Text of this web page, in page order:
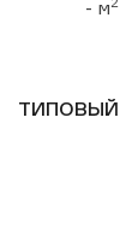
- м
ТИПОВЫЙ